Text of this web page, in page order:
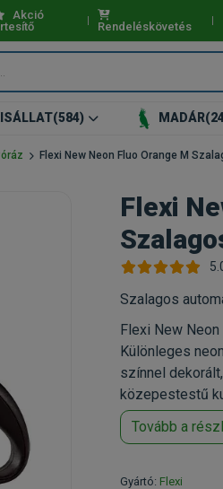
Akció
Rendeléskövetés
(584) MADÁR
Flexi New Neon Fluo Orange M
Flexi
Szalagos
Flexi New
Különleges
színnel
közepestestű
Tovább a
Gyártó: Flexi